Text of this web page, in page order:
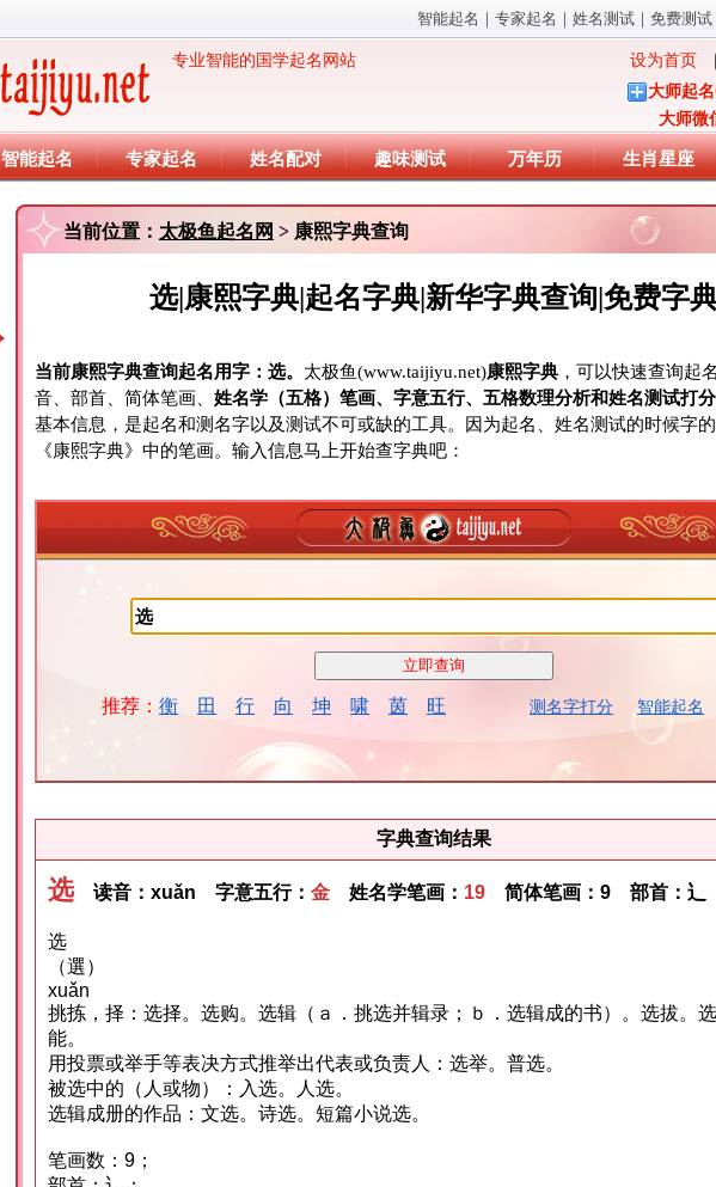
智能起名 ｜ 专家起名 ｜ 姓名测试 ｜ 免费测试
专业智能的国学起名网站 设为首页
大师起
大师微
智能起名 专家起名 姓名配对 趣味测试 万年历 生肖星座
当前位置： 太极鱼起名网 > 康熙字典查询
选|康熙字典|起名字典|新华字典查询|免费字
当前康熙字典查询起名用字：选。 太极鱼(www.taijiyu.net)康熙字典 ，可以快速查询起
音、部首、简体笔画、 姓名学（五格）笔画、字意五行、五格数理分析和姓名测试打分
基本信息，是起名和测名字以及测试不可或缺的工具。因为起名、姓名测试的时候字
《康熙字典》中的笔画。输入信息马上开始查字典吧：
测名字打分 智能起名
推荐： 衡 田 行 向 坤 啸 茵 旺
字典查询结果
选读音：xuǎn 字意五行： 金 姓名学笔画： 19 简体笔画：9 部首：辶
选
（選）
xuǎn
挑拣，择：选择。选购。选辑（ａ．挑选并辑录；ｂ．选辑成的书）。选拔。
能。
用投票或举手等表决方式推举出代表或负责人：选举。普选。
被选中的（人或物）：入选。人选。
选辑成册的作品：文选。诗选。短篇小说选。
笔画数：9；